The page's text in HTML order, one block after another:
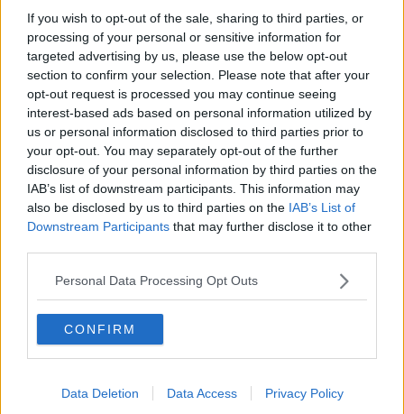
If you wish to opt-out of the sale, sharing to third parties, or
processing of your personal or sensitive information for
targeted advertising by us, please use the below opt-out
section to confirm your selection. Please note that after your
opt-out request is processed you may continue seeing
interest-based ads based on personal information utilized by
us or personal information disclosed to third parties prior to
your opt-out. You may separately opt-out of the further
disclosure of your personal information by third parties on the
IAB’s list of downstream participants. This information may
also be disclosed by us to third parties on the IAB’s List of
Downstream Participants that may further disclose it to other
Personal Data Processing Opt Outs
CONFIRM
Data Deletion Data Access Privacy Policy
Passanti
Continuando, la nonna e il carretto
Metaverso smart
Fiamme
Anzi
Confessioni autoreferenziali
Utopie
Estate
Il lago
Il diluvio
La classe
Pensieri incoerenti
Dal balcone
Lo sgombero
Erodoto e Tucidide
Il padre della storia
Pensieri brevi
Riflessioni